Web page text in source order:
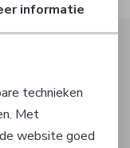
dan ook
informatie
technieken
Met
website goed